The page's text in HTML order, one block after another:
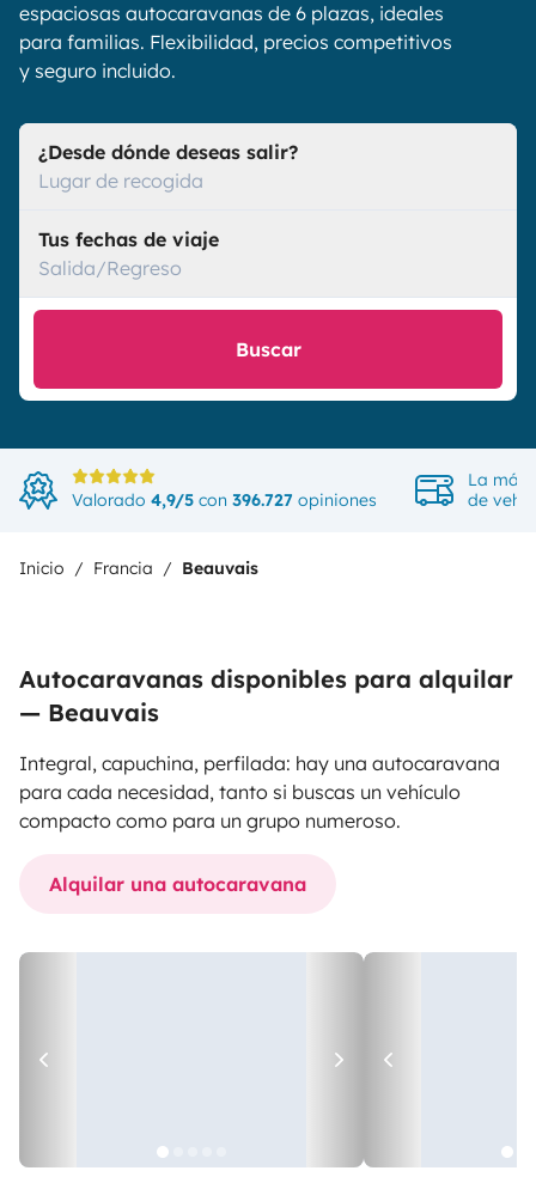
espaciosas autocaravanas de 6 plazas, ideales
para familias. Flexibilidad, precios competitivos
y seguro incluido.
¿Desde dónde deseas salir?
Lugar de recogida
Tus fechas de viaje
Salida/Regreso
Buscar
Valorado 4,9/5 con 396.727 opiniones
La más
de
Inicio Francia Beauvais
Autocaravanas disponibles para alquilar
— Beauvais
Integral, capuchina, perfilada: hay una autocaravana
para cada necesidad, tanto si buscas un vehículo
compacto como para un grupo numeroso.
Alquilar una autocaravana